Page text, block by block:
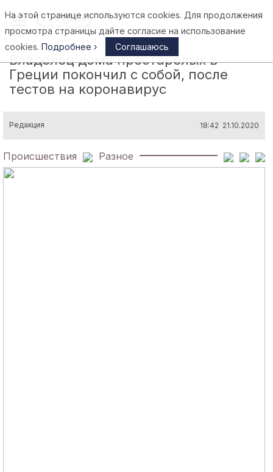
Афины
Владелец дома престарелых в
Греции покончил с собой, после
тестов на коронавирус
Редакция 18:42 21.10.2020
Происшествия Разное
На этой странице используются cookies. Для продолжения
просмотра страницы дайте согласие на использование
cookies. Подробнее › Соглашаюсь